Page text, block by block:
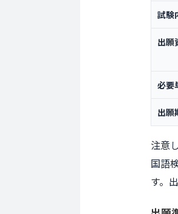
試験
出願
必要
出願
注意
国語
す。